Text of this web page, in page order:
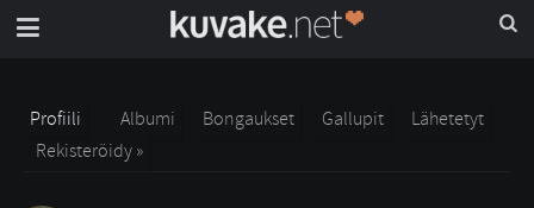
Profiili Albumi Bongaukset Gallupit
Lähetetyt
Rekisteröidy »